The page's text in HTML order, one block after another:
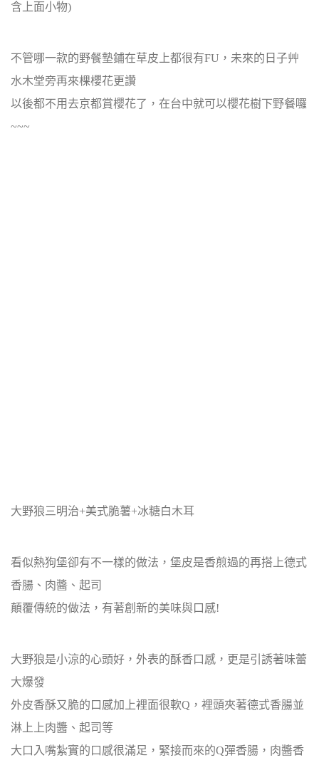
含上面小物)
不管哪一款的野餐墊鋪在草皮上都很有FU，未來的日子艸
水木堂旁再來棵櫻花更讚
以後都不用去京都賞櫻花了，在台中就可以櫻花樹下野餐囉
~~~
大野狼三明治+美式脆薯+冰糖白木耳
看似熱狗堡卻有不一樣的做法，堡皮是香煎過的再搭上德式
香腸、肉醬、起司
顛覆傳統的做法，有著創新的美味與口感!
大野狼是小涼的心頭好，外表的酥香口感，更是引誘著味蕾
大爆發
外皮香酥又脆的口感加上裡面很軟Q，裡頭夾著德式香腸並
淋上上肉醬、起司等
大口入嘴紮實的口感很滿足，緊接而來的Q彈香腸，肉醬香